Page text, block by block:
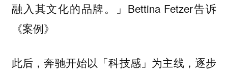
融入其文化的品牌。」Bettina Fetzer告诉
《案例》
此后，奔驰开始以「科技感」为主线，逐步